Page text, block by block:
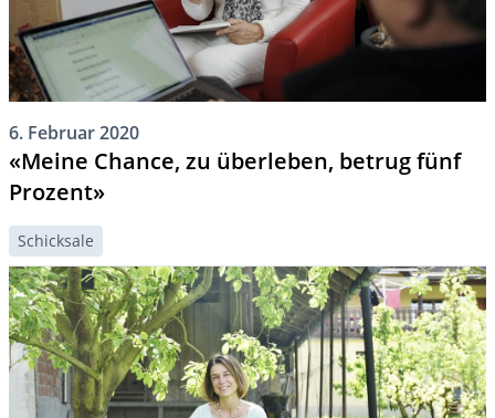
6. Februar 2020
«Meine Chance, zu überleben, betrug fünf
Prozent»
Schicksale